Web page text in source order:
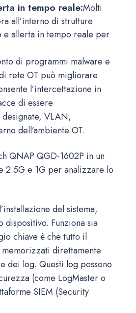
in tempo reale:Molti
all’interno di strutture
e allerta in tempo reale per
di programmi malware e
rete OT può migliorare
l’intercettazione in
di essere
VLAN,
dell’ambiente OT.
QNAP QGD-1602P in un
2.5G e 1G per analizzare lo
del sistema,
Funziona sia
chiave è che tutto il
direttamente
dei log. Questi log possono
(come LogMaster o
SIEM (Security